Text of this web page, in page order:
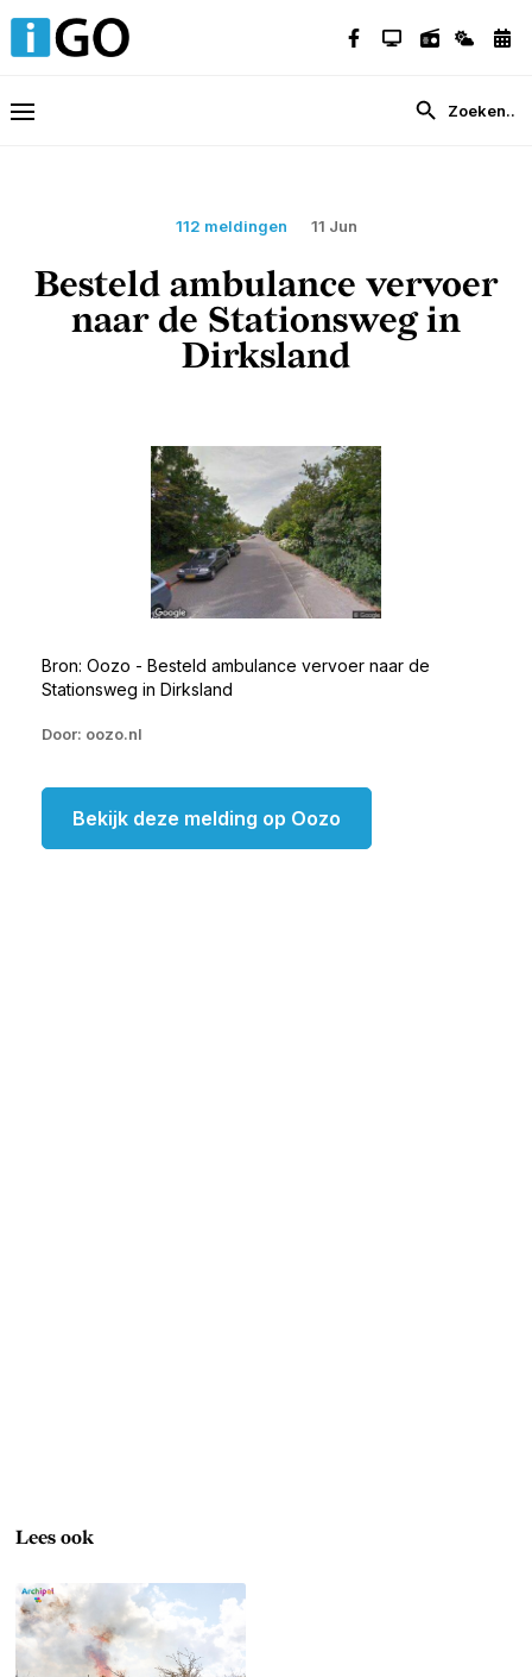
112 meldingen 11 Jun
Besteld ambulance vervoer
naar de Stationsweg in
Dirksland
Bron: Oozo - Besteld ambulance vervoer naar de
Stationsweg in Dirksland
Door: oozo.nl
Bekijk deze melding op Oozo
Lees ook